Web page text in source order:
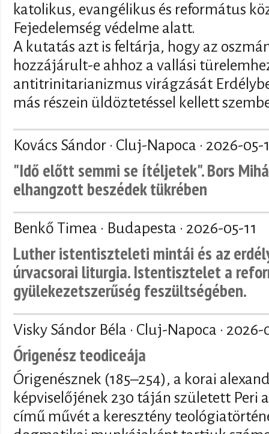
katolikus, evangélikus és református
Fejedelemség védelme alatt.
A kutatás azt is feltárja, hogy az
hozzájárult-e ahhoz a vallási
antitrinitarianizmus virágzását
más részein üldöztetéssel kellett
Kovács Sándor · Cluj-Napoca · 2026-05-
"Idő előtt semmi se ítéljetek". Bors
elhangzott beszédek tükrében
Benkő Timea · Budapesta · 2026-05-11
Luther istentiszteleti mintái és az
úrvacsorai liturgia. Istentisztelet a
gyülekezetszerűség feszültségében.
Visky Sándor Béla · Cluj-Napoca · 2026-
Órigenész teodiceája
Órigenésznek (185–254), a korai
képviselőjének 230 táján született Peri
című művét a keresztény